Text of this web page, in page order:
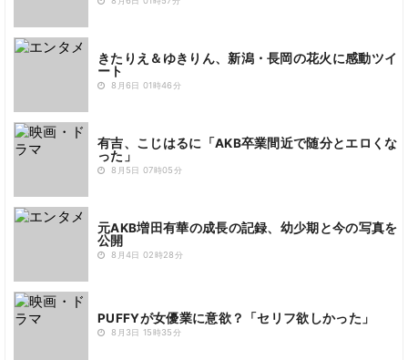
きたりえ＆ゆきりん、新潟・長岡の花火に感動ツイ
ート
8月6日 01時46分
有吉、こじはるに「AKB卒業間近で随分とエロくな
った」
8月5日 07時05分
元AKB増田有華の成長の記録、幼少期と今の写真を
公開
8月4日 02時28分
PUFFYが女優業に意欲？「セリフ欲しかった」
8月3日 15時35分